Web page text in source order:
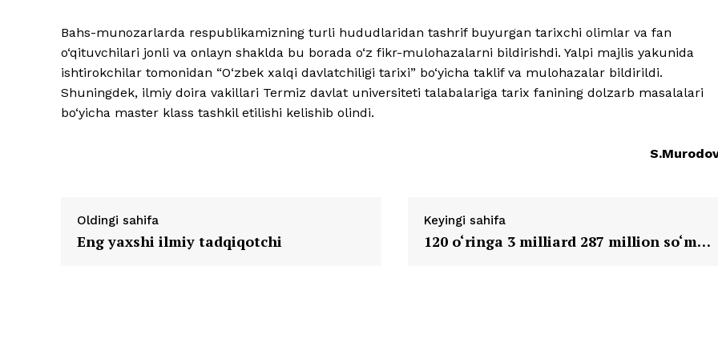
Bahs-munozarlarda respublikamizning turli hududlaridan tashrif buyurgan tarixchi olimlar va fan
o‘qituvchilari jonli va onlayn shaklda bu borada o‘z fikr-mulohazalarni bildirishdi. Yalpi majlis yakunida
ishtirokchilar tomonidan “O‘zbek xalqi davlatchiligi tarixi” bo‘yicha taklif va mulohazalar bildirildi.
Shuningdek, ilmiy doira vakillari Termiz davlat universiteti talabalariga tarix fanining dolzarb masalalari
bo‘yicha master klass tashkil etilishi kelishib olindi.
Oldingi sahifa
Eng yaxshi ilmiy tadqiqotchi
Keyingi sahifa
120 o‘ringa 3 milliard 287 million so‘m…